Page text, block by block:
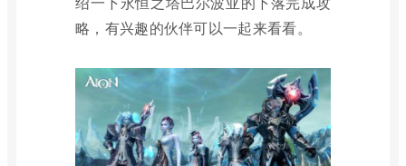
略，有兴趣的伙伴可以一起来看看。